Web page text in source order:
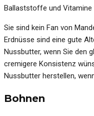
Ballaststoffe und Vitamine
Sie sind kein Fan von
Erdnüsse sind eine gute
Nussbutter, wenn Sie den
cremigere Konsistenz
Nussbutter herstellen,
Bohnen